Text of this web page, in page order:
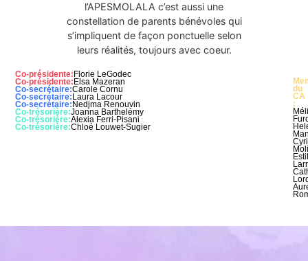
l’APESMOLALA c’est aussi une
constellation de parents bénévoles qui
s’impliquent de façon ponctuelle selon
leurs réalités, toujours avec coeur.
Co-présidente: Florie LeGodec
Co-présidente: Elsa Mazeran
Co-secrétaire:Carole Cornu
Co-secrétaire:
Laura Lacour
Co-secrétaire: Nedjma Renouvin
Co-trésorière:Joanna Barthelémy
Co-trésorière:Alexia Ferri-Pisani
Co-trésorière:Chloé Louwet-Sugier
du
CA
: